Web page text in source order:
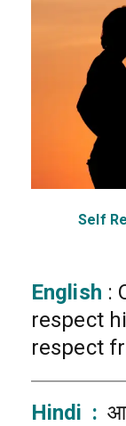
Self
English :
respect
respect
Hindi :